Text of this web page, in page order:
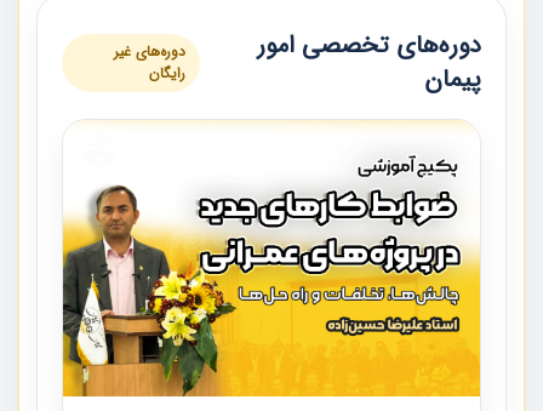
دوره‌های تخصصی امور
پیمان
دوره‌های غیر
رایگان